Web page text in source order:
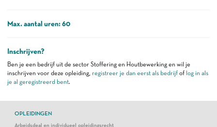
Max. aantal uren: 60
Inschrijven?
Ben je een bedrijf uit de sector Stoffering en Houtbewerking en wil je
inschrijven voor deze opleiding, registreer je dan eerst als bedrijf of log in als
je al geregistreerd bent.
OPLEIDINGEN
Arbeidsdeal en individueel opleidingsrecht